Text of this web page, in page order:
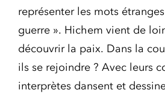
représenter les mots
guerre ». Hichem vient de
découvrir la paix. Dans la
ils se rejoindre ? Avec leurs
interprètes dansent et